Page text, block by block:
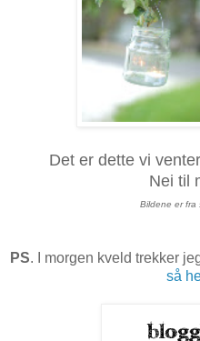
Det er dette vi
Nei til
Bildene er fra
PS. I morgen kveld trekker
så